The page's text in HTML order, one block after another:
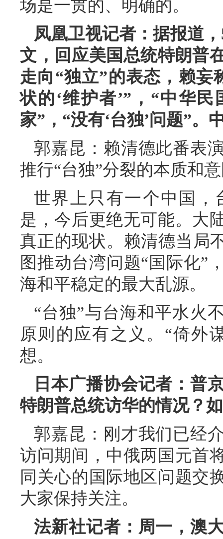
场是一贯的、明确的。
凤凰卫视记者：据报道
文，回应美国总统特朗普
走向“独立”的表态，赖妄
状的‘维护者’”，“中华
家”，“没有‘台独’问题”。
郭嘉昆：赖清德此番表
推行“台独”分裂的本质和
世界上只有一个中国，
是，今后更绝无可能。大
真正的现状。赖清德当局
图推动台湾问题“国际化”
海和平稳定的最大乱源。
“台独”与台海和平水火
原则的应有之义。“倚外
想。
日本广播协会记者：普
特朗普总统访华的情况？
郭嘉昆：刚才我们已经
访问期间，中俄两国元首
同关心的国际地区问题交
大家保持关注。
法新社记者：周一，澳